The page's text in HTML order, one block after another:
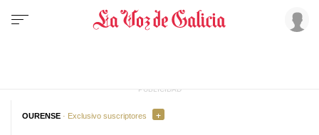
OURENSE · Exclusivo suscriptores